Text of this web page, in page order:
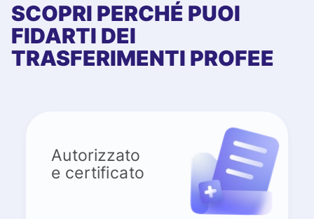
SCOPRI PERCHÉ PUOI
FIDARTI DEI
TRASFERIMENTI PROFEE
Autorizzato
e certificato